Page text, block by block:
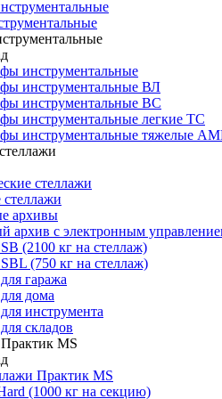
инструментальные
инструментальные ВЛ
инструментальные ВС
инструментальные легкие ТС
инструментальные тяжелые
стеллажи
архивы
архив с электронным
(2100 кг на стеллаж)
(750 кг на стеллаж)
гаража
дома
инструмента
складов
MS
Практик MS
(1000 кг на секцию)